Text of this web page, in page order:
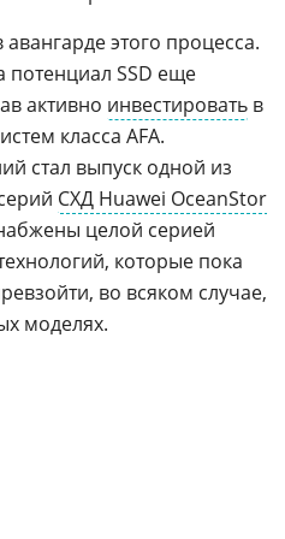
этого процесса.
потенциал SSD еще
активно инвестировать в
класса AFA.
стал выпуск одной из
СХД Huawei OceanStor
целой серией
которые пока
во всяком случае,
моделях.